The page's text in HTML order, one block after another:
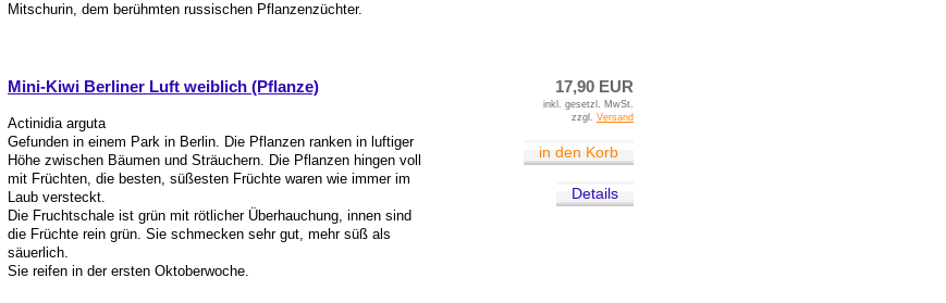
Mitschurin, dem berühmten russischen Pflanzenzüchter.
Mini-Kiwi Berliner Luft weiblich (Pflanze)
Actinidia arguta
Gefunden in einem Park in Berlin. Die Pflanzen ranken in luftiger
Höhe zwischen Bäumen und Sträuchern. Die Pflanzen hingen voll
mit Früchten, die besten, süßesten Früchte waren wie immer im
Laub versteckt.
Die Fruchtschale ist grün mit rötlicher Überhauchung, innen sind
die Früchte rein grün. Sie schmecken sehr gut, mehr süß als
säuerlich.
Sie reifen in der ersten Oktoberwoche.
17,90 EUR
inkl. gesetzl. MwSt.
zzgl. Versand
in den Korb
Details